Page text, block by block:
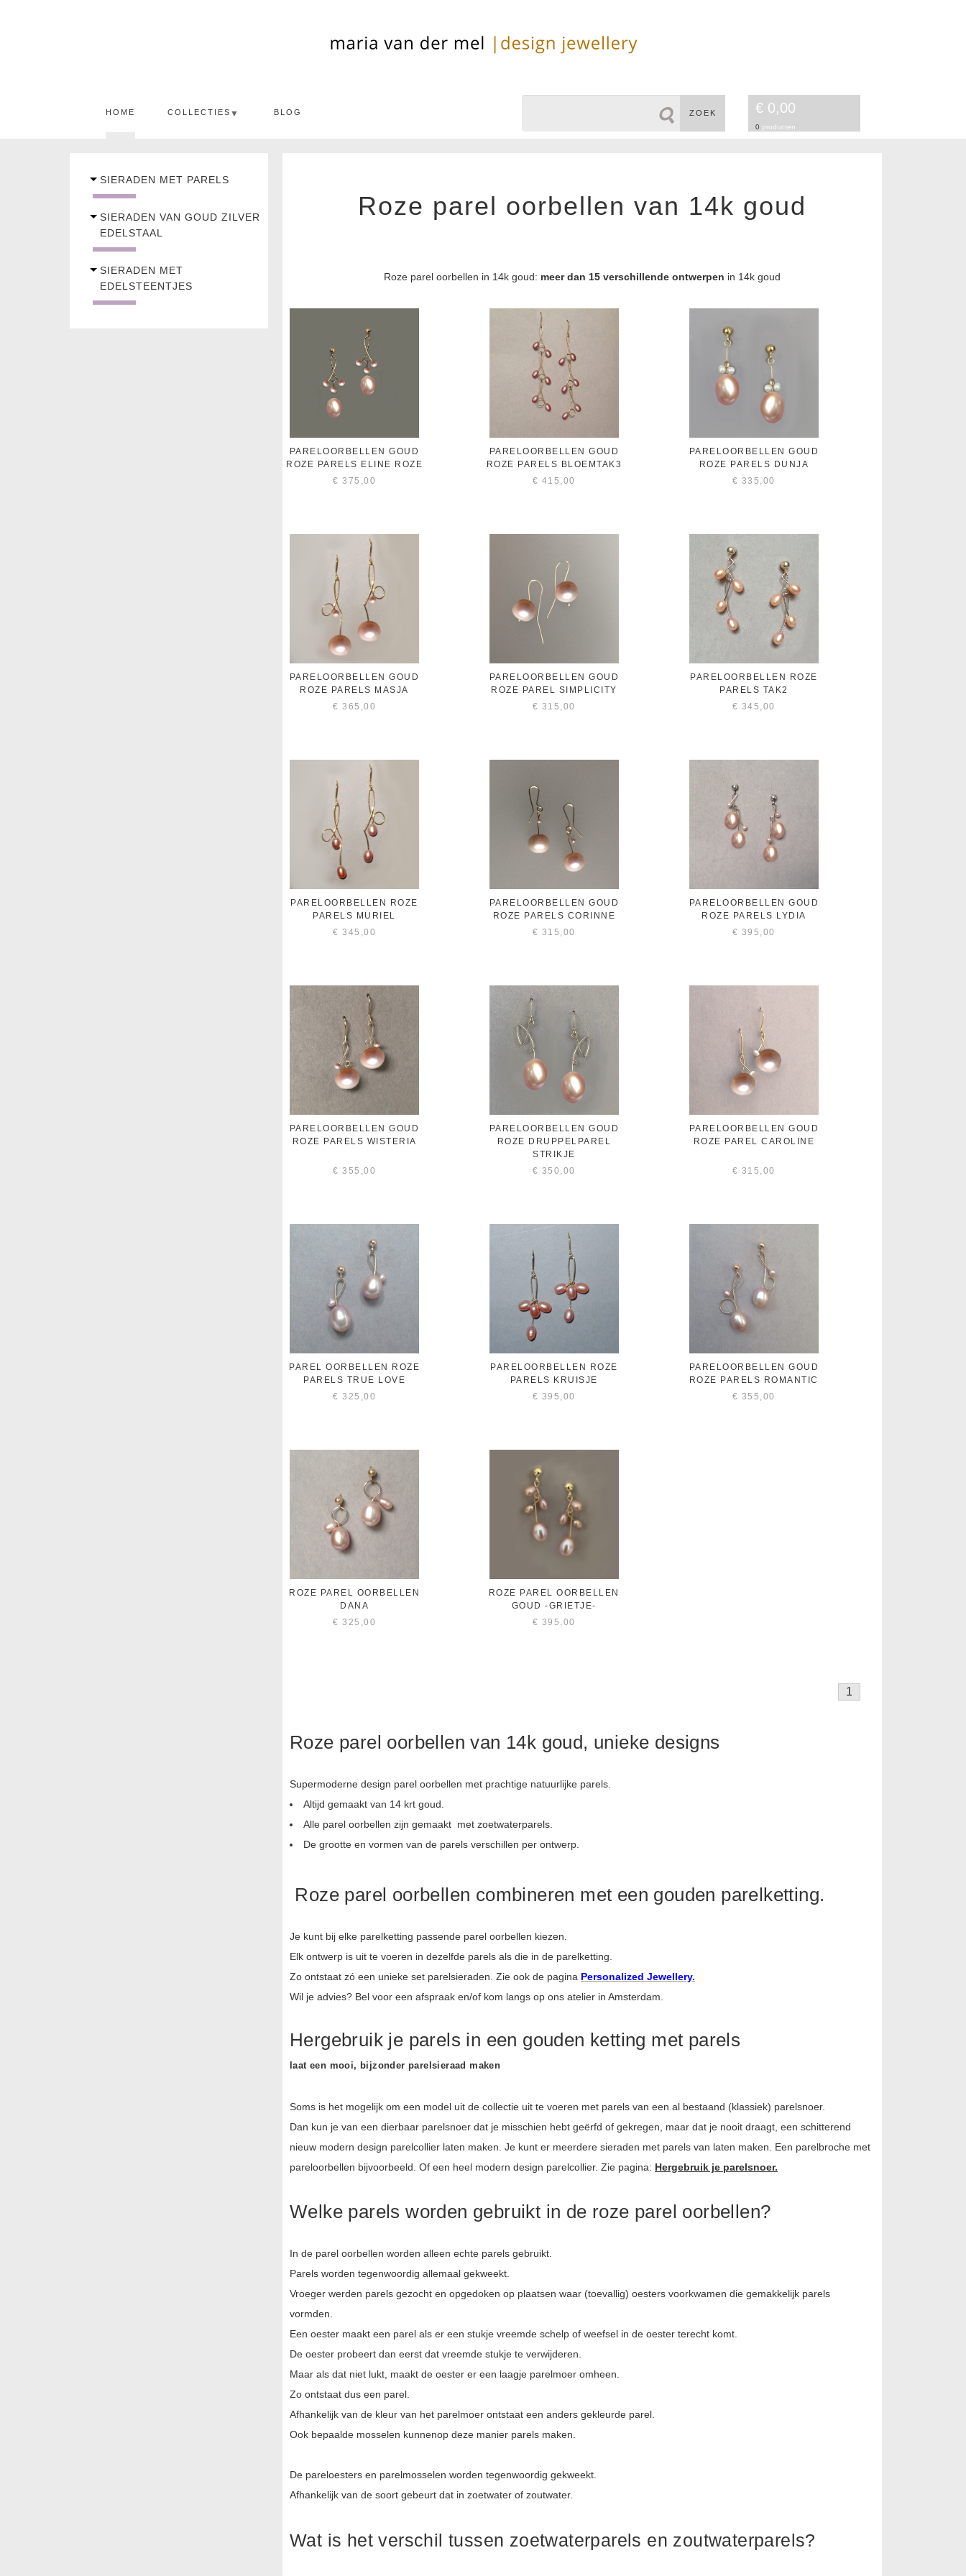
HOME COLLECTIES ▼ BLOG € 0,00
0 producten
ZOEK
SIERADEN MET PARELS
SIERADEN VAN GOUD ZILVER
EDELSTAAL
SIERADEN MET
EDELSTEENTJES
Roze parel oorbellen van 14k goud
Roze parel oorbellen in 14k goud: meer dan 15 verschillende ontwerpen in 14k goud
PARELOORBELLEN GOUD
ROZE PARELS ELINE ROZE
€ 375,00
PARELOORBELLEN GOUD
ROZE PARELS BLOEMTAK3
€ 415,00
PARELOORBELLEN GOUD
ROZE PARELS DUNJA
€ 335,00
PARELOORBELLEN GOUD
ROZE PARELS MASJA
€ 365,00
PARELOORBELLEN GOUD
ROZE PAREL SIMPLICITY
€ 315,00
PARELOORBELLEN ROZE
PARELS TAK2
€ 345,00
PARELOORBELLEN ROZE
PARELS MURIEL
€ 345,00
PARELOORBELLEN GOUD
ROZE PARELS CORINNE
€ 315,00
PARELOORBELLEN GOUD
ROZE PARELS LYDIA
€ 395,00
PARELOORBELLEN GOUD
ROZE PARELS WISTERIA
€ 355,00
PARELOORBELLEN GOUD
ROZE DRUPPELPAREL
STRIKJE
€ 350,00
PARELOORBELLEN GOUD
ROZE PAREL CAROLINE
€ 315,00
PAREL OORBELLEN ROZE
PARELS TRUE LOVE
€ 325,00
PARELOORBELLEN ROZE
PARELS KRUISJE
€ 395,00
PARELOORBELLEN GOUD
ROZE PARELS ROMANTIC
€ 355,00
ROZE PAREL OORBELLEN
DANA
€ 325,00
ROZE PAREL OORBELLEN
GOUD -GRIETJE-
€ 395,00
1
Roze parel oorbellen van 14k goud, unieke designs
Supermoderne design parel oorbellen met prachtige natuurlijke parels.
Altijd gemaakt van 14 krt goud.
Alle parel oorbellen zijn gemaakt met zoetwaterparels.
De grootte en vormen van de parels verschillen per ontwerp.
Roze parel oorbellen combineren met een gouden parelketting.
Je kunt bij elke parelketting passende parel oorbellen kiezen.
Elk ontwerp is uit te voeren in dezelfde parels als die in de parelketting.
Zo ontstaat zó een unieke set parelsieraden. Zie ook de pagina Personalized Jewellery.
Wil je advies? Bel voor een afspraak en/of kom langs op ons atelier in Amsterdam.
Hergebruik je parels in een gouden ketting met parels
laat een mooi, bijzonder parelsieraad maken
Soms is het mogelijk om een model uit de collectie uit te voeren met parels van een al bestaand (klassiek) parelsnoer.
Dan kun je van een dierbaar parelsnoer dat je misschien hebt geërfd of gekregen, maar dat je nooit draagt, een schitterend
nieuw modern design parelcollier laten maken. Je kunt er meerdere sieraden met parels van laten maken. Een parelbroche met
pareloorbellen bijvoorbeeld. Of een heel modern design parelcollier. Zie pagina: Hergebruik je parelsnoer.
Welke parels worden gebruikt in de roze parel oorbellen?
In de parel oorbellen worden alleen echte parels gebruikt.
Parels worden tegenwoordig allemaal gekweekt.
Vroeger werden parels gezocht en opgedoken op plaatsen waar (toevallig) oesters voorkwamen die gemakkelijk parels
vormden.
Een oester maakt een parel als er een stukje vreemde schelp of weefsel in de oester terecht komt.
De oester probeert dan eerst dat vreemde stukje te verwijderen.
Maar als dat niet lukt, maakt de oester er een laagje parelmoer omheen.
Zo ontstaat dus een parel.
Afhankelijk van de kleur van het parelmoer ontstaat een anders gekleurde parel.
Ook bepaalde mosselen kunnenop deze manier parels maken.
De pareloesters en parelmosselen worden tegenwoordig gekweekt.
Afhankelijk van de soort gebeurt dat in zoetwater of zoutwater.
Wat is het verschil tussen zoetwaterparels en zoutwaterparels?